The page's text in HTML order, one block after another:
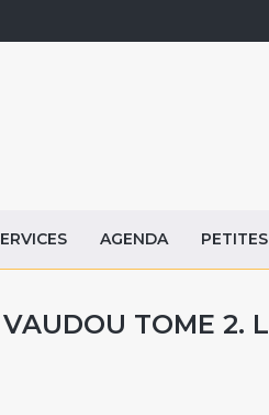
AGENDA
TOME 2.